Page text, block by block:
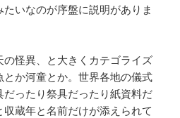
いなのが序盤に説明がありま
怪異、と大きくカテゴライズ
とか河童とか。世界各地の儀式
ったり祭具だったり紙資料だ
蔵年と名前だけが添えられて